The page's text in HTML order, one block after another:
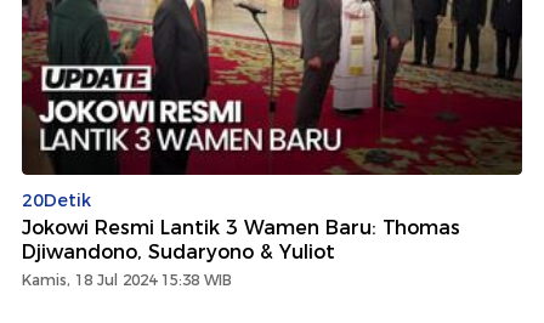
20Detik
Jokowi Resmi Lantik 3 Wamen Baru: Thomas
Djiwandono, Sudaryono & Yuliot
Kamis, 18 Jul 2024 15:38 WIB